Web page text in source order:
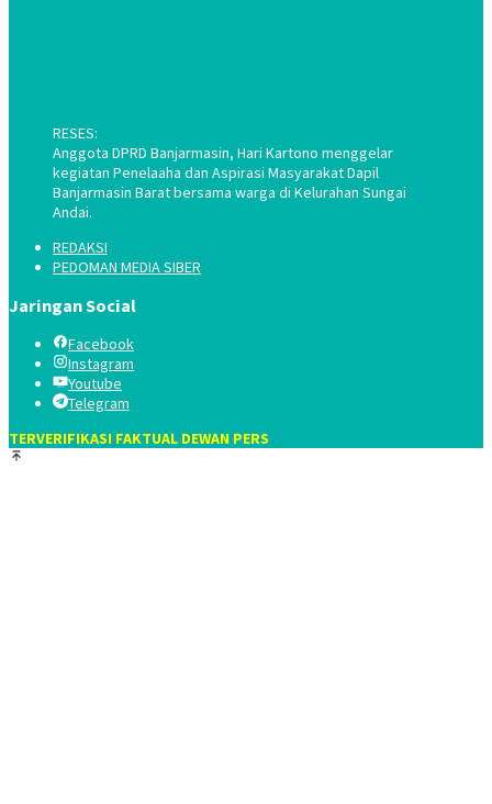
RESES:
Anggota DPRD Banjarmasin, Hari Kartono menggelar
kegiatan Penelaaha dan Aspirasi Masyarakat Dapil
Banjarmasin Barat bersama warga di Kelurahan Sungai
Andai.
REDAKSI
PEDOMAN MEDIA SIBER
Jaringan Social
Facebook
Instagram
Youtube
Telegram
TERVERIFIKASI FAKTUAL DEWAN PERS